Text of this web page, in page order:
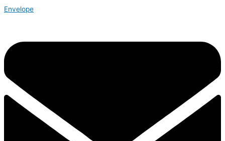
Envelope